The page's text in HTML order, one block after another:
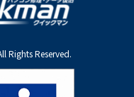
Rights Reserved.